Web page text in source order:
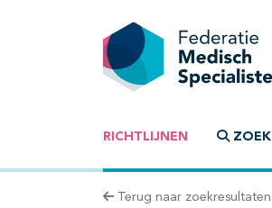
RICHTLIJNEN ZOEK
Terug naar zoekresultaten